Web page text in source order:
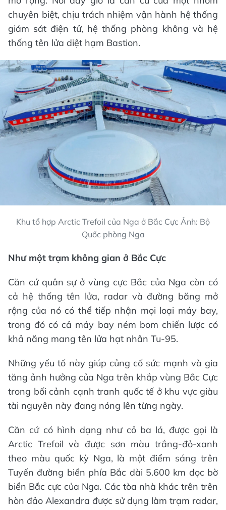
chuyên biệt, chịu trách nhiệm vận hành hệ thống
giám sát điện tử, hệ thống phòng không và hệ
thống tên lửa diệt hạm Bastion.
Khu tổ hợp Arctic Trefoil của Nga ở Bắc Cực Ảnh: Bộ
Quốc phòng Nga
Như một trạm không gian ở Bắc Cực
Căn cứ quân sự ở vùng cực Bắc của Nga còn có
cả hệ thống tên lửa, radar và đường băng mở
rộng của nó có thể tiếp nhận mọi loại máy bay,
trong đó có cả máy bay ném bom chiến lược có
khả năng mang tên lửa hạt nhân Tu-95.
Những yếu tố này giúp củng cố sức mạnh và gia
tăng ảnh hưởng của Nga trên khắp vùng Bắc Cực
trong bối cảnh cạnh tranh quốc tế ở khu vực giàu
tài nguyên này đang nóng lên từng ngày.
Căn cứ có hình dạng như cỏ ba lá, được gọi là
Arctic Trefoil và được sơn màu trắng-đỏ-xanh
theo màu quốc kỳ Nga, là một điểm sáng trên
Tuyến đường biển phía Bắc dài 5.600 km dọc bờ
biển Bắc cực của Nga. Các tòa nhà khác trên trên
hòn đảo Alexandra được sử dụng làm trạm radar,